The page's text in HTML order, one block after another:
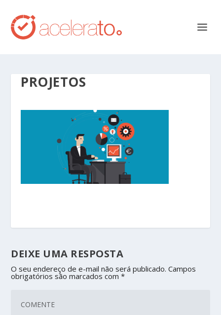
PROJETOS
DEIXE UMA RESPOSTA
O seu endereço de e-mail não será publicado. Campos
obrigatórios são marcados com*